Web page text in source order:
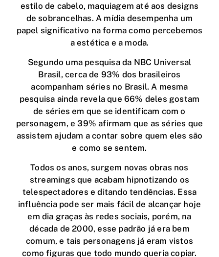
estilo de cabelo, maquiagem até aos designs
de sobrancelhas. A mídia desempenha um
papel significativo na forma como percebemos
a estética e a moda.
Segundo uma pesquisa da NBC Universal
Brasil, cerca de 93% dos brasileiros
acompanham séries no Brasil. A mesma
pesquisa ainda revela que 66% deles gostam
de séries em que se identificam com o
personagem, e 39% afirmam que as séries que
assistem ajudam a contar sobre quem eles são
e como se sentem.
Todos os anos, surgem novas obras nos
streamings que acabam hipnotizando os
telespectadores e ditando tendências. Essa
influência pode ser mais fácil de alcançar hoje
em dia graças às redes sociais, porém, na
década de 2000, esse padrão já era bem
comum, e tais personagens já eram vistos
como figuras que todo mundo queria copiar.